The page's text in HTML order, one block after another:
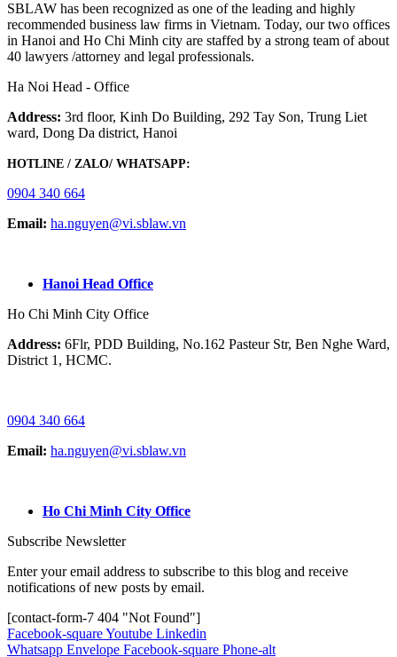
SBLAW has been recognized as one of the leading and highly
recommended business law firms in Vietnam. Today, our two offices
in Hanoi and Ho Chi Minh city are staffed by a strong team of about
40 lawyers /attorney and legal professionals.
Ha Noi Head - Office
Address: 3rd floor, Kinh Do Building, 292 Tay Son, Trung Liet
ward, Dong Da district, Hanoi
HOTLINE / ZALO/ WHATSAPP:
0904 340 664
Email: ha.nguyen@vi.sblaw.vn
Hanoi Head Office
Ho Chi Minh City Office
Address: 6Flr, PDD Building, No.162 Pasteur Str, Ben Nghe Ward,
District 1, HCMC.
0904 340 664
Email: ha.nguyen@vi.sblaw.vn
Ho Chi Minh City Office
Subscribe Newsletter
Enter your email address to subscribe to this blog and receive
notifications of new posts by email.
[contact-form-7 404 "Not Found"]
Facebook-squareYoutube Linkedin
Whatsapp Envelope Facebook-square Phone-alt